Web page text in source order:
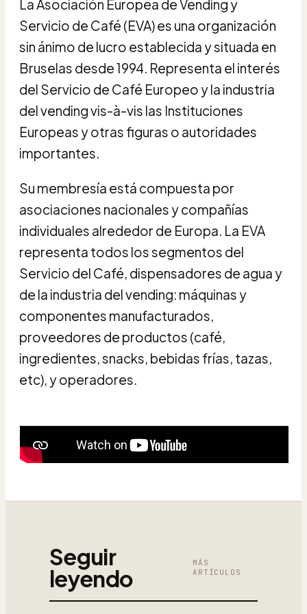
La Asociación Europea de Vending y
Servicio de Café (EVA) es una organización
sin ánimo de lucro establecida y situada en
Bruselas desde 1994. Representa el interés
del Servicio de Café Europeo y la industria
del vending vis-à-vis las Instituciones
Europeas y otras figuras o autoridades
importantes.
Su membresía está compuesta por
asociaciones nacionales y compañías
individuales alrededor de Europa. La EVA
representa todos los segmentos del
Servicio del Café, dispensadores de agua y
de la industria del vending: máquinas y
componentes manufacturados,
proveedores de productos (café,
ingredientes, snacks, bebidas frías, tazas,
etc), y operadores.
Seguir
leyendo
MÁS
ARTÍCULOS